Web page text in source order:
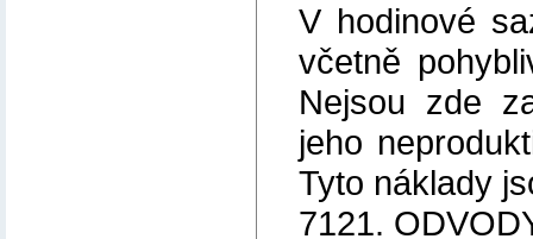
V hodinové
včetně
Nejsou zde
jeho
Tyto náklady
7121.